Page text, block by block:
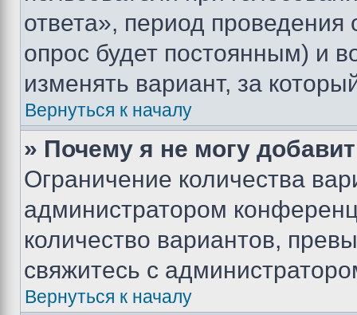
ответа», период проведения
опрос будет постоянным) и
изменять вариант, за
Вернуться к началу
» Почему я не могу
Ограничение количества
администратором
количество вариантов,
свяжитесь с
Вернуться к началу